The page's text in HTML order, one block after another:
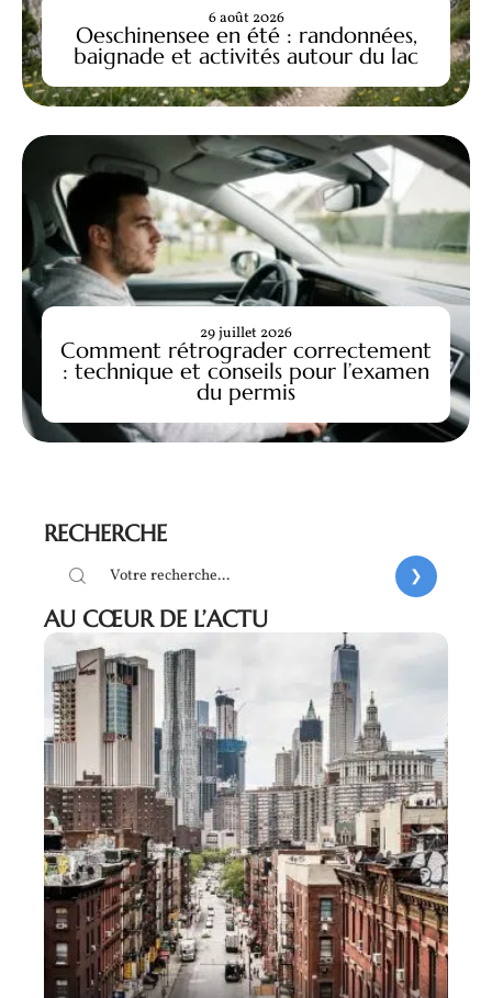
Oeschinensee en été : randonnées,
baignade et activités autour du lac
6 août 2026
Comment rétrograder correctement
: technique et conseils pour l’examen
du permis
29 juillet 2026
RECHERCHE
AU CŒUR DE L’ACTU